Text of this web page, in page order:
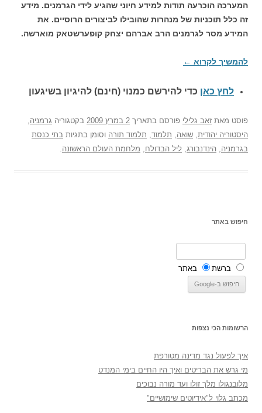
המערכה הוכרעה תודות למידע חיוני שהגיע לידי הגרמנים. מידע
זה כלל תוכניות של מנהרות שהובילו לביצורים הרוסיים. את
המידע מסר לגרמנים הרב אברהם יצחק קופערשטאק מוארשה.
להמשיך לקרוא ←
לחץ כאן כדי להירשם כמנוי (חינם) להיגיון בשיגעון
פוסט מאת זאב גלילי פורסם בתאריך 2 במרץ 2009 בקטגוריה גרמניה,
היסטוריה יהודית, שואה, תלמוד, תלמוד תורה וסומן בתגיות בתי כנסת
בגרמניה, הינדנבורג, ליל הבדולח, מלחמת העולם הראשונה.
חיפוש באתר
ברשת באתר
הרשומות הכי נצפות
איך לפעול נגד מדינה מטורפת
מי גרש את הבריטים ואיך היו החיים בימי המנדט
מלובנגולו מלך זולו ועד מורה נבוכים
מכתב גלוי ל"אידיוטים שימושיים"